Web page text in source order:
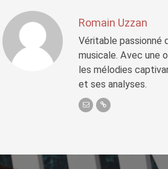
Romain Uzzan
Véritable passionné
musicale. Avec une
les mélodies
et ses analyses.